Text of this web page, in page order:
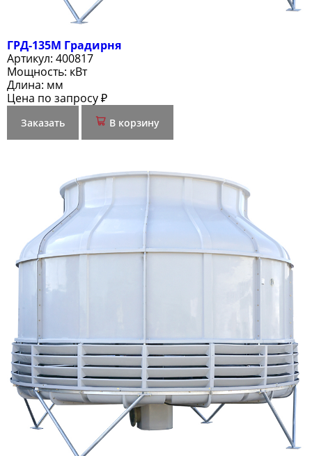
ГРД-135М Градирня
Артикул: 400817
Мощность: кВт
Длина: мм
Цена по запросу ₽
Заказать В корзину